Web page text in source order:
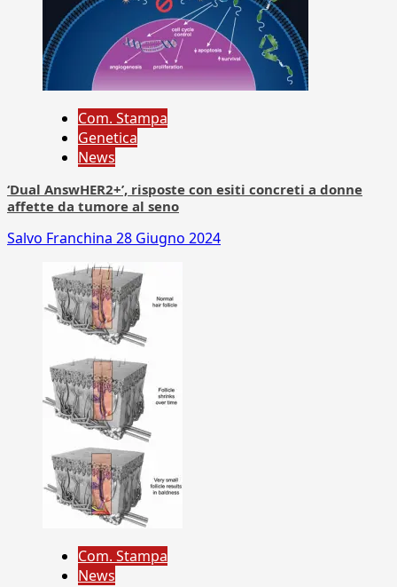
Com. Stampa
Genetica
News
‘Dual AnswHER2+’, risposte con esiti concreti a donne
affette da tumore al seno
Salvo Franchina 28 Giugno 2024
Com. Stampa
News